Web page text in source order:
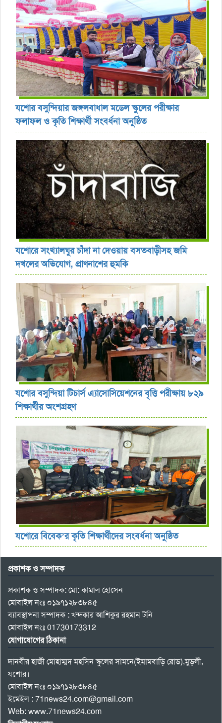
যশোর বসুন্দিয়ার জঙ্গলবাধাল মডেল স্কুলের পরীক্ষার
ফলাফল ও কৃতি শিক্ষার্থী সংবর্ধনা অনুষ্ঠিত
যশোরে সংখ্যালঘুর চাঁদা না দেওয়ায় বসতবাড়ীসহ জমি
দখলের অভিযোগ, প্রাণনাশের হুমকি
যশোর বসুন্দিয়া টিচার্স এ্যাসোসিয়েশনের বৃত্তি পরীক্ষায় ৮২৯
শিক্ষার্থীর অংশগ্রহণ
যশোরে বিবেক’র কৃতি শিক্ষার্থীদের সংবর্ধনা অনুষ্ঠিত
প্রকাশক ও সম্পাদক
প্রকাশক ও সম্পাদক: মো: কামাল হোসেন
মোবাইল নংঃ ০১৯৭১২৮৩৮৪৫
ব্যাবস্থাপনা সম্পাদক : খন্দকার আশিকুর রহমান টনি
মোবাইল নংঃ 01730173312
যোগাযোগের ঠিকানা
দানবীর হাজী মোহাম্মদ মহসিন স্কুলের সামনে(ইমামবাড়ি রোড),মুড়লী,
যশোর।
মোবাইল নংঃ ০১৯৭১২৮৩৮৪৫
ইমেইল : 71news24.com@gmail.com
Web: www.71news24.com